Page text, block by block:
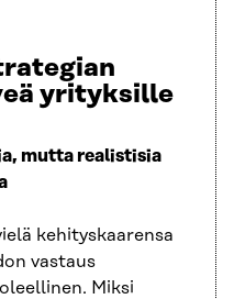
yrityksille
mutta realistisia
kehityskaarensa
vastaus
Miksi